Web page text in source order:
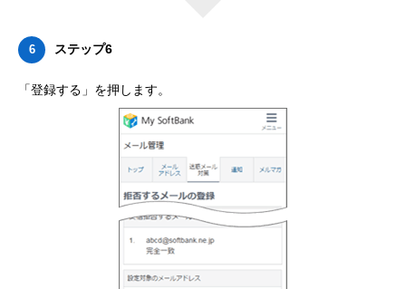
6 ステップ6
「登録する」を押します。